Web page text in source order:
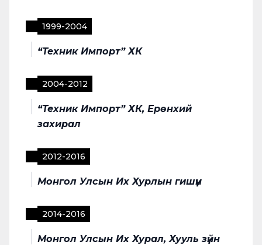
1999-2004
“Техник Импорт” ХК
2004-2012
“Техник Импорт” ХК, Ерөнхий
захирал
2012-2016
Монгол Улсын Их Хурлын гишүүн
2014-2016
Монгол Улсын Их Хурал, Хууль зүйн